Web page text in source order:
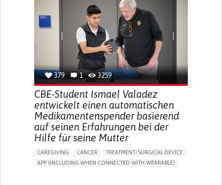
NAUSEAS
VOMITING (REGURGITATION)
WEIGHT LOSS
ENHANCING HEALTH LITERACY
RAISE AWARENESS
GASTROENTEROLOGY
UNITED KINGDOM
379 1 3259
CBE-Student Ismael Valadez
entwickelt einen automatischen
Medikamentenspender basierend
auf seinen Erfahrungen bei der
Hilfe für seine Mutter
CAREGIVING CANCER
TREATMENT/SURGICAL DEVICE
APP (INCLUDING WHEN CONNECTED WITH WEARABLE)